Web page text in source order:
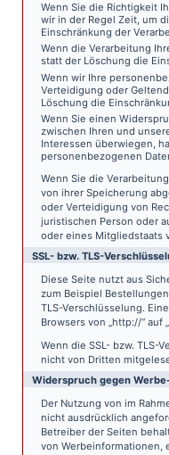
Wenn Sie die Richtigkeit
wir in der Regel Zeit, um
Einschränkung der
Wenn die Verarbeitung
statt der Löschung die
Wenn wir Ihre
Verteidigung oder
Löschung die
Wenn Sie einen
zwischen Ihren und
Interessen überwiegen,
personenbezogenen
Wenn Sie die
von ihrer Speicherung
oder Verteidigung von
juristischen Person oder
oder eines Mitgliedstaats
SSL- bzw. TLS-
Diese Seite nutzt aus
zum Beispiel
TLS-Verschlüsselung.
Browsers von „http://“
Wenn die SSL- bzw. TLS-
nicht von Dritten
Widerspruch gegen
Der Nutzung von im
nicht ausdrücklich
Betreiber der Seiten
von Werbeinformationen,